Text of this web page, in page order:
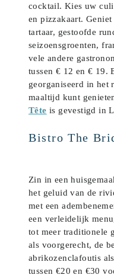
cocktail. Kies uw
en pizzakaart.
tartaar, gestoofde
seizoensgroenten,
vele andere
tussen € 12 en € 19.
georganiseerd in het
maaltijd kunt
Tête is gevestigd in
Bistro The
Zin in een
het geluid van de
met een
een verleidelijk
tot meer traditionele
als voorgerecht, de
abrikozenclafoutis
tussen €20 en €30